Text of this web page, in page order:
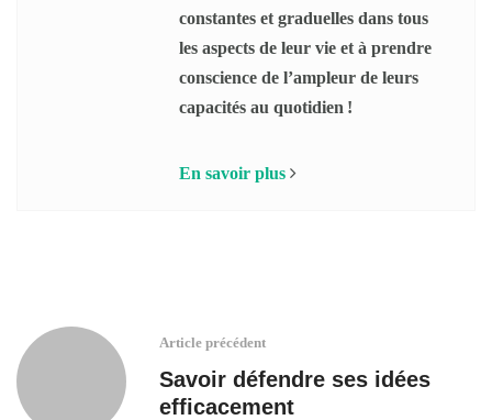
constantes et graduelles dans tous
les aspects de leur vie et à prendre
conscience de l’ampleur de leurs
capacités au quotidien !
En savoir plus
Article précédent
Savoir défendre ses idées
efficacement